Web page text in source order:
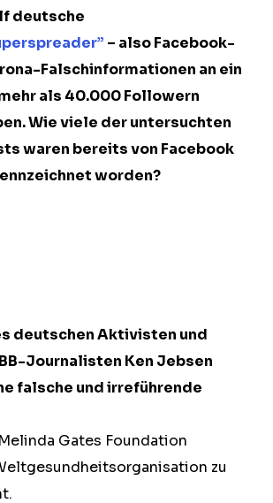
deutsche
– also Facebook-
Falschinformationen an ein
als 40.000 Followern
Wie viele der untersuchten
waren bereits von Facebook
worden?
deutschen Aktivisten und
Journalisten Ken Jebsen
falsche und irreführende
Gates Foundation
zu